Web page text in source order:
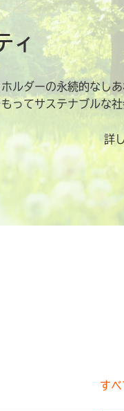
ィ
ルダーの永続的なし
ってサステナブルな
詳
すべ